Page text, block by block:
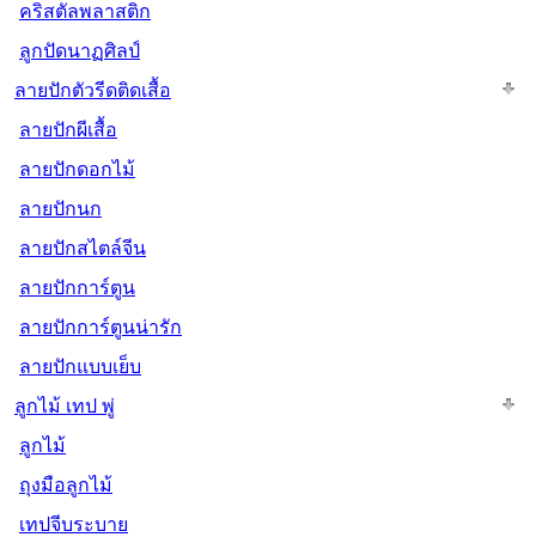
คริสตัลพลาสติก
ลูกปัดนาฏศิลป์
ลายปักตัวรีดติดเสื้อ
ลายปักผีเสื้อ
ลายปักดอกไม้
ลายปักนก
ลายปักสไตล์จีน
ลายปักการ์ตูน
ลายปักการ์ตูนน่ารัก
ลายปักแบบเย็บ
ลูกไม้ เทป พู่
ลูกไม้
ถุงมือลูกไม้
เทปจีบระบาย